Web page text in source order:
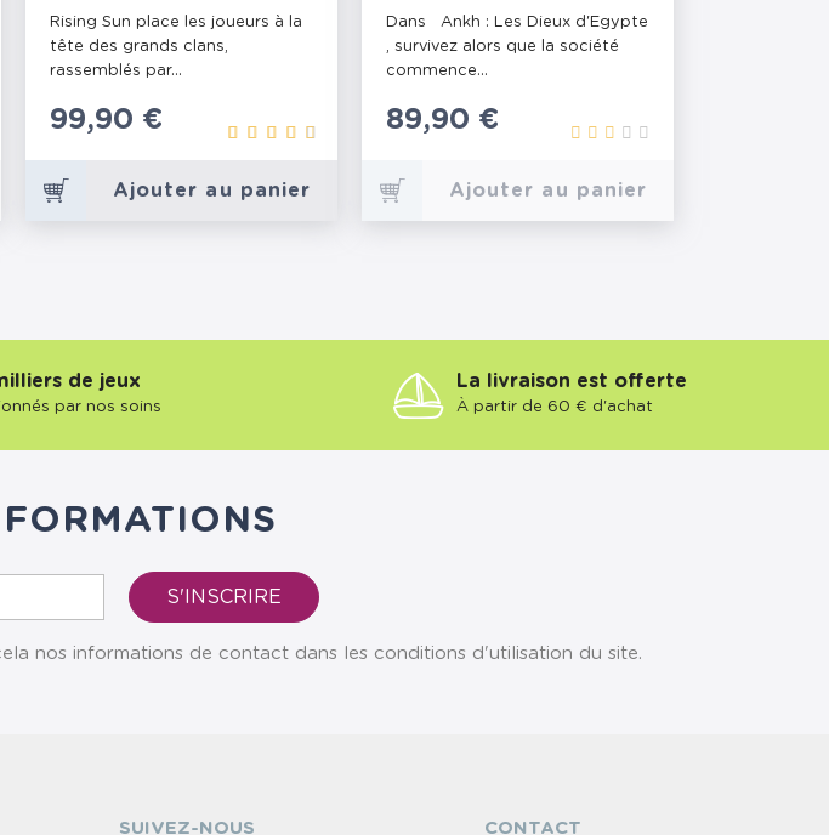
Rising Sun place les joueurs à la
tête des grands clans,
rassemblés par...
Prix
99,90 €
Ajouter au panier
Dans Ankh : Les Dieux d'Egypte
, survivez alors que la société
commence...
Prix
89,90 €
Ajouter au panier
de jeux
par nos soins
La livraison est offerte
À partir de 60 € d'achat
nos informations de contact dans les conditions d'utilisation du site.
SUIVEZ-NOUS CONTACT